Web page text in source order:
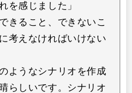
を感じました」
きること、できないこ
考えなければいけない
ようなシナリオを作成
らしいです。シナリオ